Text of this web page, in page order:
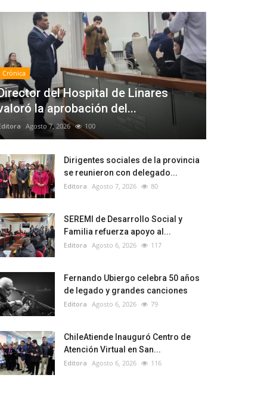
Crónica
del Hospital de Linares
la aprobación del...
Agosto 7, 2026 100
Dirigentes sociales de la provincia
se reunieron con delegado...
Editora Agosto 7, 2026 80
SEREMI de Desarrollo Social y
Familia refuerza apoyo al...
Editora Agosto 6, 2026 117
Fernando Ubiergo celebra 50 años
de legado y grandes canciones
Editora Agosto 6, 2026 79
ChileAtiende Inauguró Centro de
Atención Virtual en San...
Editora Agosto 6, 2026 116